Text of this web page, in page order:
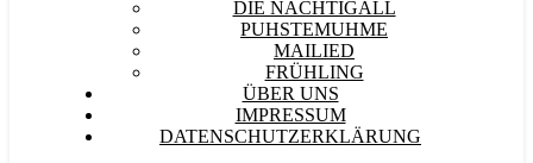
DIE NACHTIGALL
PUHSTEMUHME
MAILIED
FRÜHLING
ÜBER UNS
IMPRESSUM
DATENSCHUTZERKLÄRUNG